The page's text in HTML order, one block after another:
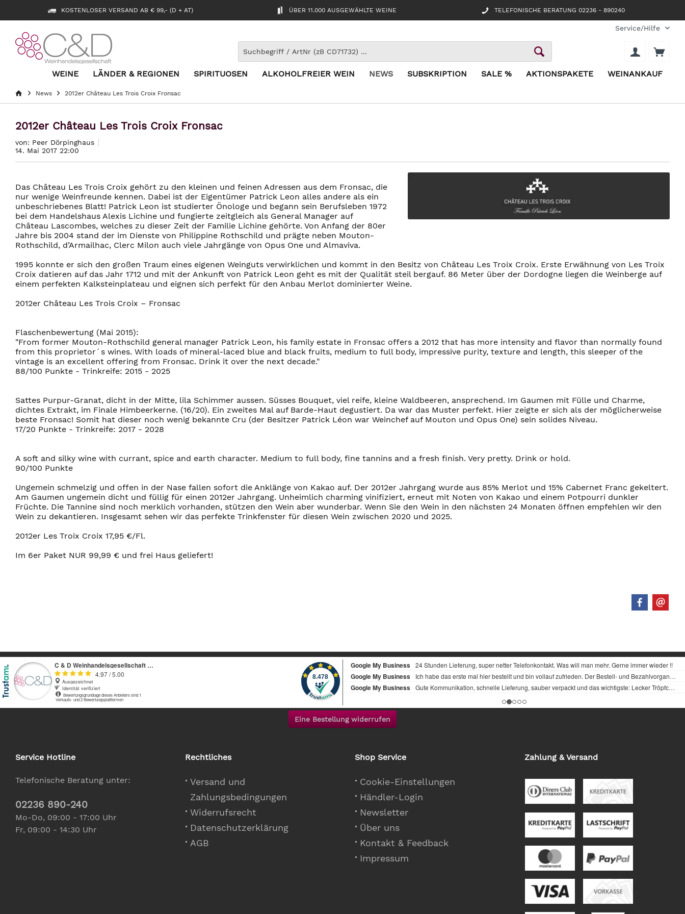
KOSTENLOSER VERSAND AB € 99,- (D + AT) ÜBER 11.000 AUSGEWÄHLTE WEINE TELEFONISCHE BERATUNG 02236 - 890240
Service/Hilfe
WEINE LÄNDER & REGIONEN SPIRITUOSEN ALKOHOLFREIER WEIN NEWS SUBSKRIPTION SALE % AKTIONSPAKETE WEINANKAUF
News 2012er Château Les Trois Croix Fronsac
2012er Château Les Trois Croix Fronsac
von: Peer Dörpinghaus
14. Mai 2017 22:00
Das Château Les Trois Croix gehört zu den kleinen und feinen Adressen aus dem Fronsac, die
nur wenige Weinfreunde kennen. Dabei ist der Eigentümer Patrick Leon alles andere als ein
unbeschriebenes Blatt! Patrick Leon ist studierter Önologe und begann sein Berufsleben 1972
bei dem Handelshaus Alexis Lichine und fungierte zeitgleich als General Manager auf
Château Lascombes, welches zu dieser Zeit der Familie Lichine gehörte. Von Anfang der 80er
Jahre bis 2004 stand der im Dienste von Philippine Rothschild und prägte neben Mouton-
Rothschild, d’Armailhac, Clerc Milon auch viele Jahrgänge von Opus One und Almaviva.
1995 konnte er sich den großen Traum eines eigenen Weinguts verwirklichen und kommt in den Besitz von Château Les Troix Croix. Erste Erwähnung von Les Troix
Croix datieren auf das Jahr 1712 und mit der Ankunft von Patrick Leon geht es mit der Qualität steil bergauf. 86 Meter über der Dordogne liegen die Weinberge auf
einem perfekten Kalksteinplateau und eignen sich perfekt für den Anbau Merlot dominierter Weine.
2012er Château Les Trois Croix – Fronsac
Flaschenbewertung (Mai 2015):
"From former Mouton-Rothschild general manager Patrick Leon, his family estate in Fronsac offers a 2012 that has more intensity and flavor than normally found
from this proprietor´s wines. With loads of mineral-laced blue and black fruits, medium to full body, impressive purity, texture and length, this sleeper of the
vintage is an excellent offering from Fronsac. Drink it over the next decade."
88/100 Punkte - Trinkreife: 2015 - 2025
Sattes Purpur-Granat, dicht in der Mitte, lila Schimmer aussen. Süsses Bouquet, viel reife, kleine Waldbeeren, ansprechend. Im Gaumen mit Fülle und Charme,
dichtes Extrakt, im Finale Himbeerkerne. (16/20). Ein zweites Mal auf Barde-Haut degustiert. Da war das Muster perfekt. Hier zeigte er sich als der möglicherweise
beste Fronsac! Somit hat dieser noch wenig bekannte Cru (der Besitzer Patrick Léon war Weinchef auf Mouton und Opus One) sein solides Niveau.
17/20 Punkte - Trinkreife: 2017 - 2028
A soft and silky wine with currant, spice and earth character. Medium to full body, fine tannins and a fresh finish. Very pretty. Drink or hold.
90/100 Punkte
Ungemein schmelzig und offen in der Nase fallen sofort die Anklänge von Kakao auf. Der 2012er Jahrgang wurde aus 85% Merlot und 15% Cabernet Franc gekeltert.
Am Gaumen ungemein dicht und füllig für einen 2012er Jahrgang. Unheimlich charming vinifiziert, erneut mit Noten von Kakao und einem Potpourri dunkler
Früchte. Die Tannine sind noch merklich vorhanden, stützen den Wein aber wunderbar. Wenn Sie den Wein in den nächsten 24 Monaten öffnen empfehlen wir den
Wein zu dekantieren. Insgesamt sehen wir das perfekte Trinkfenster für diesen Wein zwischen 2020 und 2025.
2012er Les Troix Croix 17,95 €/Fl.
Im 6er Paket NUR 99,99 € und frei Haus geliefert!
Eine Bestellung widerrufen
Service Hotline
Telefonische Beratung unter:
02236 890-240
Mo-Do, 09:00 - 17:00 Uhr
Fr, 09:00 - 14:30 Uhr
Rechtliches
Versand und
Zahlungsbedingungen
Widerrufsrecht
Datenschutzerklärung
AGB
Shop Service
Cookie-Einstellungen
Händler-Login
Newsletter
Über uns
Kontakt & Feedback
Impressum
Zahlung & Versand